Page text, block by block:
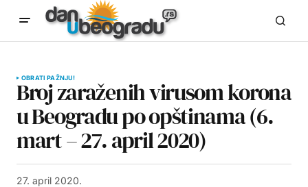
OBRATI PAŽNJU!
Broj zaraženih virusom korona
u Beogradu po opštinama (6.
mart – 27. april 2020)
27. april 2020.